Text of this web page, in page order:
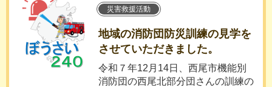
災害救援活動
地域の消防団防災訓練の見学を
させていただきました。
令和７年12月14日、西尾市機能別
消防団の西尾北部分団さんの訓練の